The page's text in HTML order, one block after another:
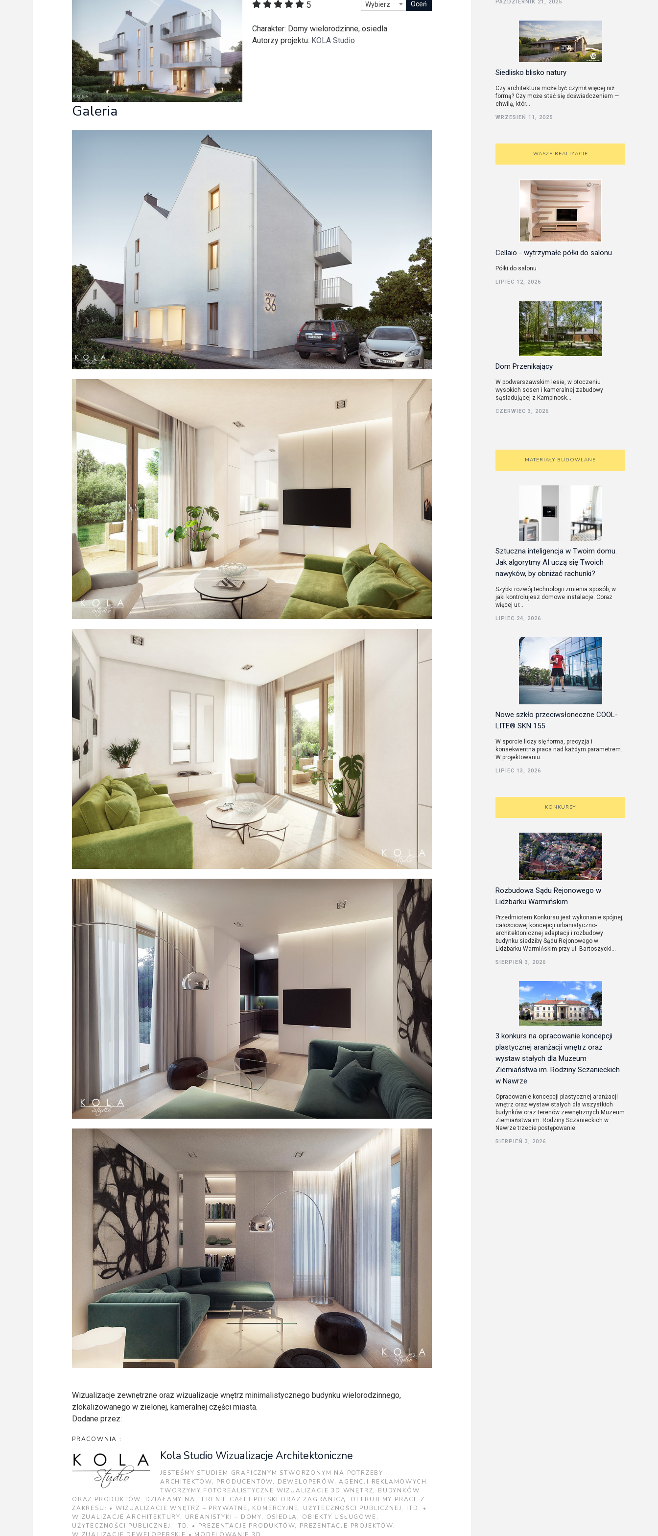
Freelance - architekt
Galeria Miast Dawnych
Filmy
Katalog produktów dla architekta
Firmy
5 Wybierz
Charakter: Domy wielorodzinne, osiedla
Autorzy projektu: KOLA Studio
Galeria
Wizualizacje zewnętrzne oraz wizualizacje wnętrz minimalistycznego budynku wielorodzinnego,
zlokalizowanego w zielonej, kameralnej części miasta.
Dodane przez:
PRACOWNIA :
Kola Studio Wizualizacje Architektoniczne
JESTEŚMY STUDIEM GRAFICZNYM STWORZONYM NA POTRZEBY
ARCHITEKTÓW, PRODUCENTÓW, DEWELOPERÓW, AGENCJI REKLAMOWYCH.
TWORZYMY FOTOREALISTYCZNE WIZUALIZACJE 3D WNĘTRZ, BUDYNKÓW
ORAZ PRODUKTÓW. DZIAŁAMY NA TERENIE CAŁEJ POLSKI ORAZ ZAGRANICĄ. OFERUJEMY PRACE Z
ZAKRESU: • WIZUALIZACJE WNĘTRZ – PRYWATNE, KOMERCYJNE, UŻYTECZNOŚCI PUBLICZNEJ, ITD. •
WIZUALIZACJE ARCHITEKTURY, URBANISTYKI – DOMY, OSIEDLA, OBIEKTY USŁUGOWE,
UŻYTECZNOŚCI PUBLICZNEJ, ITD. • PREZENTACJE PRODUKTÓW, PREZENTACJE PROJEKTÓW,
PAŹDZIERNIK 21, 2025
Siedlisko blisko natury
Czy architektura może być czymś więcej niż
formą? Czy może stać się doświadczeniem —
chwilą, któr...
WRZESIEŃ 11, 2025
WASZE REALIZACJE
Cellaio - wytrzymałe półki do salonu
Półki do salonu
LIPIEC 12, 2026
Dom Przenikający
W podwarszawskim lesie, w otoczeniu
wysokich sosen i kameralnej zabudowy
sąsiadującej z Kampinosk...
CZERWIEC 3, 2026
MATERIAŁY BUDOWLANE
Sztuczna inteligencja w Twoim domu.
Jak algorytmy AI uczą się Twoich
nawyków, by obniżać rachunki?
Szybki rozwój technologii zmienia sposób, w
jaki kontrolujesz domowe instalacje. Coraz
więcej ur...
LIPIEC 24, 2026
Nowe szkło przeciwsłoneczne COOL-
LITE® SKN 155
W sporcie liczy się forma, precyzja i
konsekwentna praca nad każdym parametrem.
W projektowaniu...
LIPIEC 13, 2026
KONKURSY
Rozbudowa Sądu Rejonowego w
Lidzbarku Warmińskim
Przedmiotem Konkursu jest wykonanie spójnej,
całościowej koncepcji urbanistyczno-
architektonicznej adaptacji i rozbudowy
budynku siedziby Sądu Rejonowego w
Lidzbarku Warmińskim przy ul. Bartoszycki...
SIERPIEŃ 3, 2026
3 konkurs na opracowanie koncepcji
plastycznej aranżacji wnętrz oraz
wystaw stałych dla Muzeum
Ziemiaństwa im. Rodziny Sczanieckich
w Nawrze
Opracowanie koncepcji plastycznej aranżacji
wnętrz oraz wystaw stałych dla wszystkich
budynków oraz terenów zewnętrznych Muzeum
Ziemiaństwa im. Rodziny Sczanieckich w
Nawrze trzecie postępowanie
SIERPIEŃ 3, 2026